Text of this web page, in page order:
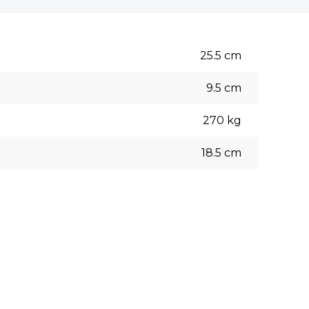
25.5 cm
9.5 cm
270 kg
18.5 cm